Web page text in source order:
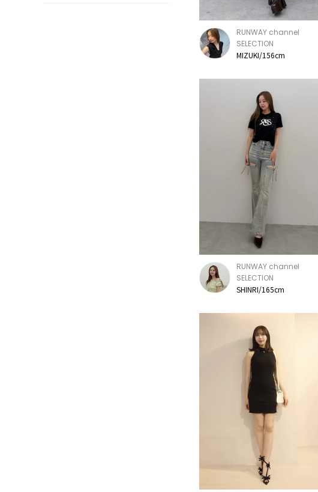
RUNWAY channel
SELECTION
MIZUKI/156cm
RUNWAY channel
SELECTION
SHINRI/165cm